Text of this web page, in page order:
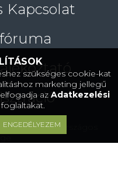
Kapcsolat
Országos
szükséges cookie-kat
marketing jellegű
azAdatkezelési
foglaltakat.
ENGEDÉLYEZEM